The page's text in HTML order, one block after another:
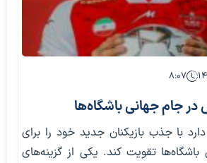
۸:۰۷
در جام جهانی باشگاه‌ها
با جذب بازیکنان جدید خود را برای
باشگاه‌ها تقویت کند. یکی از گزینه‌های